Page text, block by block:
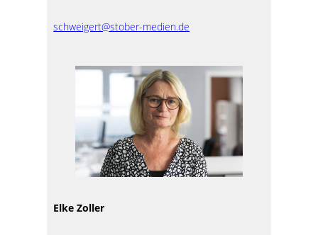
schweigert@stober-medien.de
Elke Zoller